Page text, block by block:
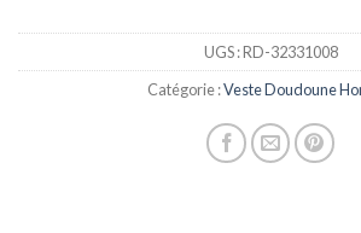
UGS :RD-32331008
Catégorie :Veste Doudoune